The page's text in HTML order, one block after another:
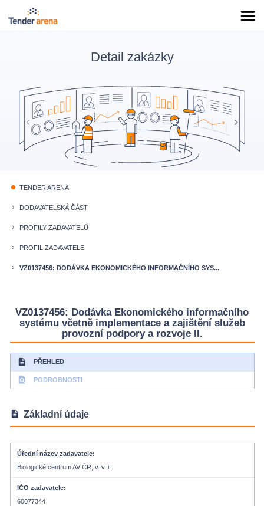
Detail zakázky
fiber_manual_record TENDER ARENA
keyboard_arrow_right DODAVATELSKÁ ČÁST
keyboard_arrow_right PROFILY ZADAVATELŮ
keyboard_arrow_right PROFIL ZADAVATELE
keyboard_arrow_right VZ0137456: DODÁVKA EKONOMICKÉHO INFORMAČNÍHO SYS...
VZ0137456: Dodávka Ekonomického informačního
systému včetně implementace a zajištění služeb
provozní podpory a rozvoje II.
description PŘEHLED
find_in_page PODROBNOSTI
description Základní údaje
Úřední název zadavatele
Biologické centrum AV ČR, v. v. i.
IČO zadavatele
60077344